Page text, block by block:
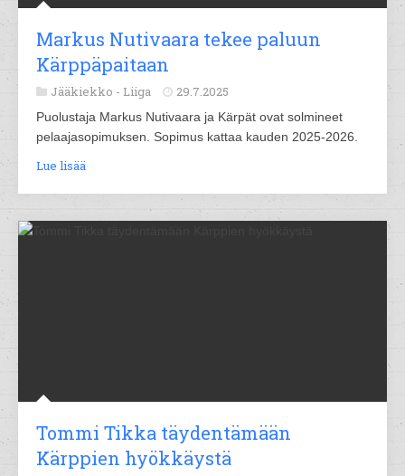
Markus Nutivaara tekee paluun
Kärppäpaitaan
Jääkiekko - Liiga 29.7.2025
Puolustaja Markus Nutivaara ja Kärpät ovat solmineet
pelaajasopimuksen. Sopimus kattaa kauden 2025-2026.
Lue lisää
Tommi Tikka täydentämään
Kärppien hyökkäystä